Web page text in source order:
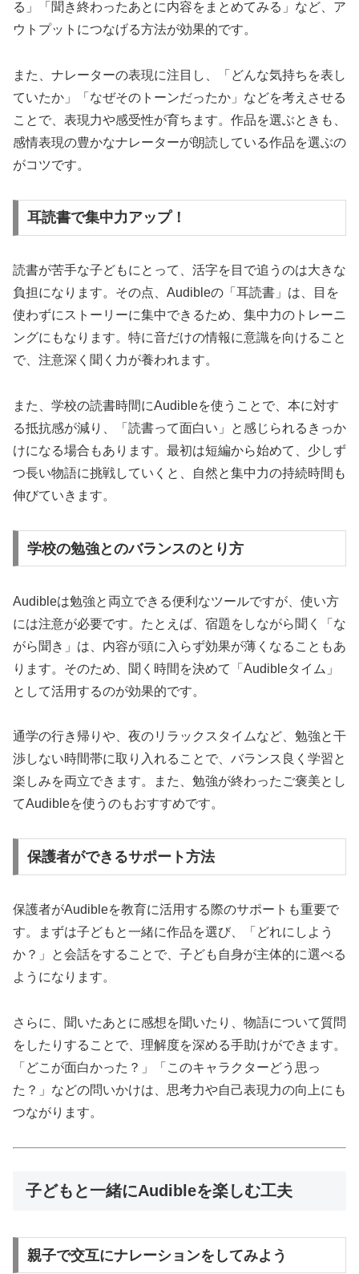
る」「聞き終わったあとに内容をまとめてみる」など、ア
ウトプットにつなげる方法が効果的です。
また、ナレーターの表現に注目し、「どんな気持ちを表し
ていたか」「なぜそのトーンだったか」などを考えさせる
ことで、表現力や感受性が育ちます。作品を選ぶときも、
感情表現の豊かなナレーターが朗読している作品を選ぶの
がコツです。
耳読書で集中力アップ！
読書が苦手な子どもにとって、活字を目で追うのは大きな
負担になります。その点、Audibleの「耳読書」は、目を
使わずにストーリーに集中できるため、集中力のトレーニ
ングにもなります。特に音だけの情報に意識を向けること
で、注意深く聞く力が養われます。
また、学校の読書時間にAudibleを使うことで、本に対す
る抵抗感が減り、「読書って面白い」と感じられるきっか
けになる場合もあります。最初は短編から始めて、少しず
つ長い物語に挑戦していくと、自然と集中力の持続時間も
伸びていきます。
学校の勉強とのバランスのとり方
Audibleは勉強と両立できる便利なツールですが、使い方
には注意が必要です。たとえば、宿題をしながら聞く「な
がら聞き」は、内容が頭に入らず効果が薄くなることもあ
ります。そのため、聞く時間を決めて「Audibleタイム」
として活用するのが効果的です。
通学の行き帰りや、夜のリラックスタイムなど、勉強と干
渉しない時間帯に取り入れることで、バランス良く学習と
楽しみを両立できます。また、勉強が終わったご褒美とし
てAudibleを使うのもおすすめです。
保護者ができるサポート方法
保護者がAudibleを教育に活用する際のサポートも重要で
す。まずは子どもと一緒に作品を選び、「どれにしよう
か？」と会話をすることで、子ども自身が主体的に選べる
ようになります。
さらに、聞いたあとに感想を聞いたり、物語について質問
をしたりすることで、理解度を深める手助けができます。
「どこが面白かった？」「このキャラクターどう思っ
た？」などの問いかけは、思考力や自己表現力の向上にも
つながります。
子どもと一緒にAudibleを楽しむ工夫
親子で交互にナレーションをしてみよう